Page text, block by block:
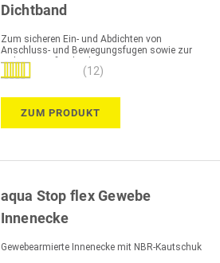
Dichtband
Zum sicheren Ein- und Abdichten von
Anschluss- und Bewegungsfugen sowie zur
sicheren Stoßverbindung
Bewertung: (12)
ZUM PRODUKT
aqua Stop flex Gewebe
Innenecke
Gewebearmierte Innenecke mit NBR-Kautschuk